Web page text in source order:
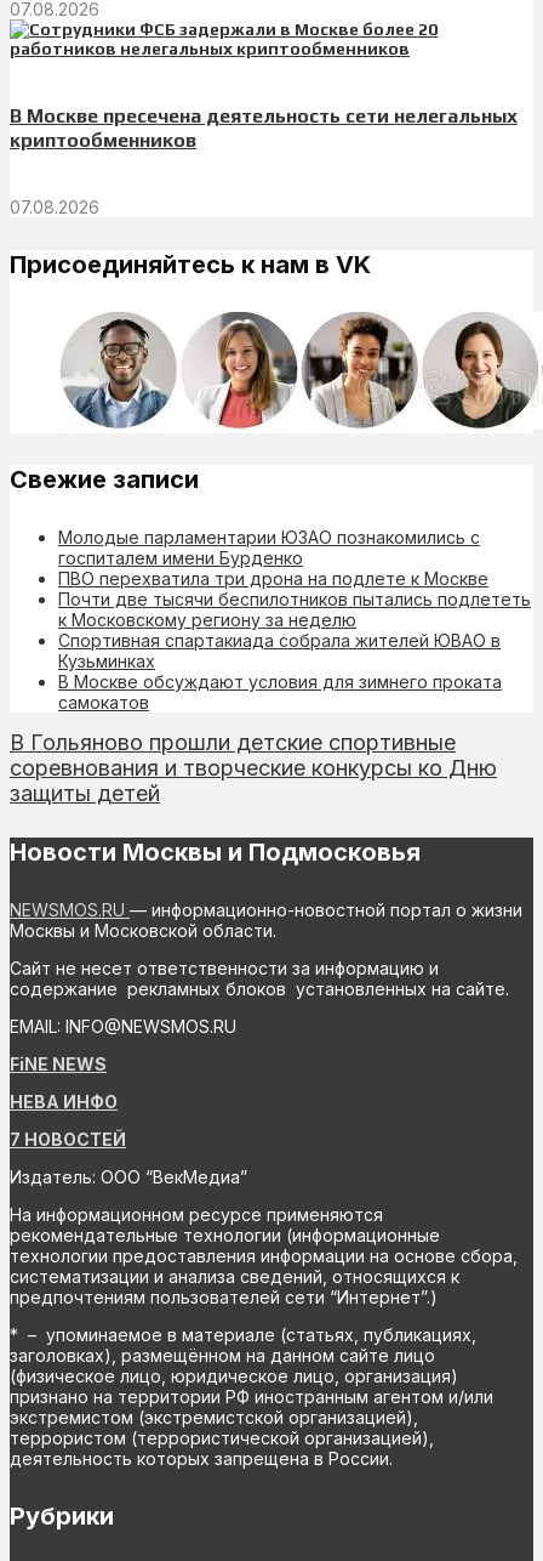
07.08.2026
В Москве пресечена деятельность сети нелегальных
криптообменников
07.08.2026
Присоединяйтесь к нам в VK
Свежие записи
Молодые парламентарии ЮЗАО познакомились с
госпиталем имени Бурденко
ПВО перехватила три дрона на подлете к Москве
Почти две тысячи беспилотников пытались подлететь
к Московскому региону за неделю
Спортивная спартакиада собрала жителей ЮВАО в
Кузьминках
В Москве обсуждают условия для зимнего проката
самокатов
В Гольяново прошли детские спортивные
соревнования и творческие конкурсы ко Дню
защиты детей
Новости Москвы и Подмосковья
NEWSMOS.RU — информационно-новостной портал о жизни
Москвы и Московской области.
Сайт не несет ответственности за информацию и
содержание рекламных блоков установленных на сайте.
EMAIL: INFO@NEWSMOS.RU
FiNE NEWS
НЕВА ИНФО
7 НОВОСТЕЙ
Издатель: ООО “ВекМедиа”
На информационном ресурсе применяются
рекомендательные технологии (информационные
технологии предоставления информации на основе сбора,
систематизации и анализа сведений, относящихся к
предпочтениям пользователей сети “Интернет”.)
* – упоминаемое в материале (статьях, публикациях,
заголовках), размещённом на данном сайте лицо
(физическое лицо, юридическое лицо, организация)
признано на территории РФ иностранным агентом и/или
экстремистом (экстремистской организацией),
террористом (террористической организацией),
деятельность которых запрещена в России.
Рубрики